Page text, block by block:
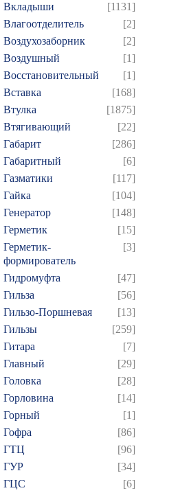
Вкладыши
[1131]
Влагоотделитель
[2]
Воздухозаборник
[2]
Воздушный
[1]
Восстановительный
[1]
Вставка
[168]
Втулка
[1875]
Втягивающий
[22]
Габарит
[286]
Габаритный
[6]
Газматики
[117]
Гайка
[104]
Генератор
[148]
Герметик
[15]
Герметик-
формирователь
[3]
Гидромуфта
[47]
Гильза
[56]
Гильзо-Поршневая
[13]
Гильзы
[259]
Гитара
[7]
Главный
[29]
Головка
[28]
Горловина
[14]
Горный
[1]
Гофра
[86]
ГТЦ
[96]
ГУР
[34]
ГЦC
[6]